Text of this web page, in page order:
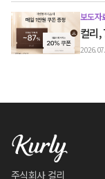
보도자
컬리,
주식회사 컬리